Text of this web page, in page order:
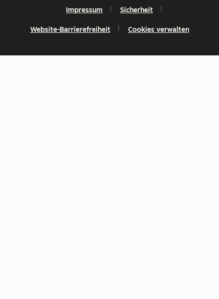
Impressum Sicherheit
Website-Barrierefreiheit Cookies verwalten